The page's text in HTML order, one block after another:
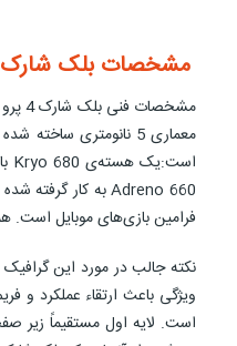
مشخصات بلک شارک 4 پرو از نظر سخت
فرامین بازی‌های موبایل است. همچنین، از گیم‌ها